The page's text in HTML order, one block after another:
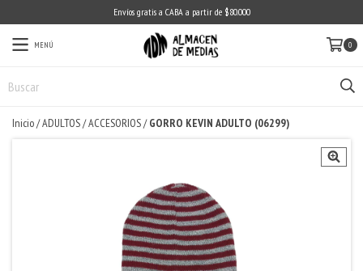
Envíos gratis a CABA a partir de $80.000
MENÚ 0
Inicio/ADULTOS/ACCESORIOS/ GORRO KEVIN ADULTO (06299)